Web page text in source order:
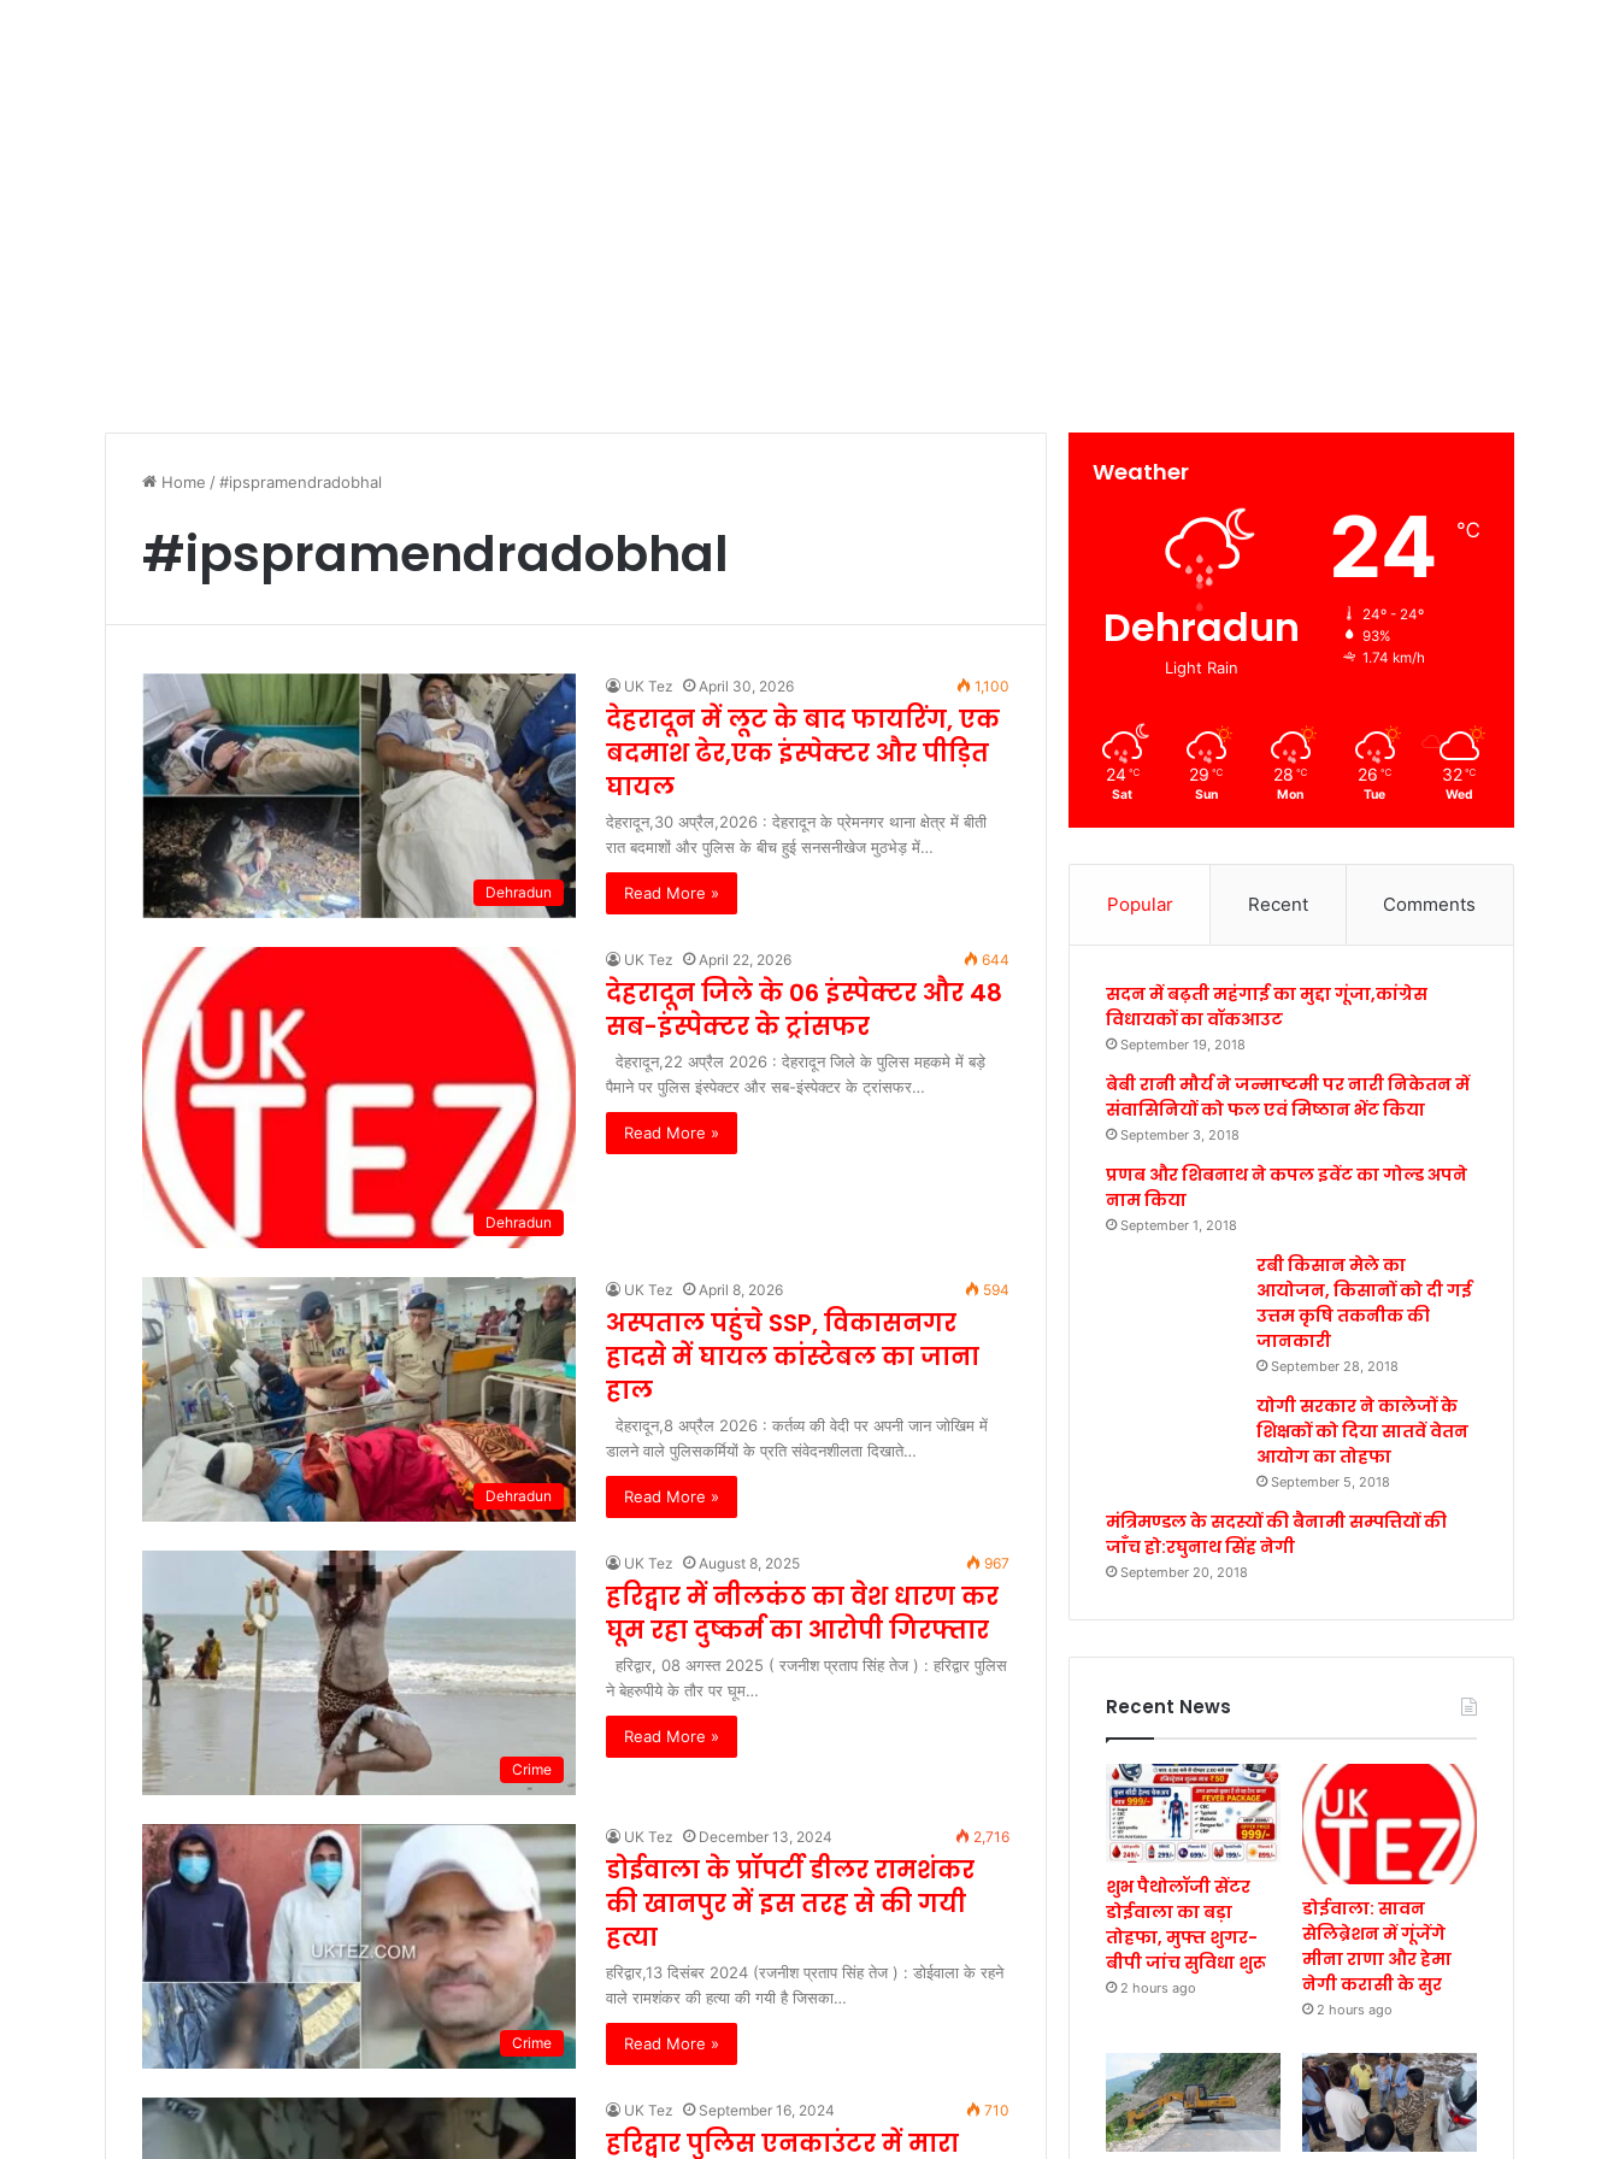
Home /#ipspramendradobhal
#ipspramendradobhal
Dehradun
UK Tez April 30, 2026 1,100
देहरादून में लूट के बाद फायरिंग, एक
बदमाश ढेर,एक इंस्पेक्टर और पीड़ित
घायल
देहरादून,30 अप्रैल,2026 : देहरादून के प्रेमनगर थाना क्षेत्र में बीती
रात बदमाशों और पुलिस के बीच हुई सनसनीखेज मुठभेड़ में…
Read More »
Dehradun
UK Tez April 22, 2026 644
देहरादून जिले के 06 इंस्पेक्टर और 48
सब-इंस्पेक्टर के ट्रांसफर
देहरादून,22 अप्रैल 2026 : देहरादून जिले के पुलिस महकमे में बड़े
पैमाने पर पुलिस इंस्पेक्टर और सब-इंस्पेक्टर के ट्रांसफर…
Read More »
Dehradun
UK Tez April 8, 2026 594
अस्पताल पहुंचे SSP, विकासनगर
हादसे में घायल कांस्टेबल का जाना
हाल
देहरादून,8 अप्रैल 2026 : कर्तव्य की वेदी पर अपनी जान जोखिम में
डालने वाले पुलिसकर्मियों के प्रति संवेदनशीलता दिखाते…
Read More »
Crime
UK Tez August 8, 2025 967
हरिद्वार में नीलकंठ का वेश धारण कर
घूम रहा दुष्कर्म का आरोपी गिरफ्तार
हरिद्वार, 08 अगस्त 2025 ( रजनीश प्रताप सिंह तेज ) : हरिद्वार पुलिस
ने बेहरुपीये के तौर पर घूम…
Read More »
Crime
UK Tez December 13, 2024 2,716
डोईवाला के प्रॉपर्टी डीलर रामशंकर
की खानपुर में इस तरह से की गयी
हत्या
हरिद्वार,13 दिसंबर 2024 (रजनीश प्रताप सिंह तेज ) : डोईवाला के रहने
वाले रामशंकर की हत्या की गयी है जिसका…
Read More »
UK Tez September 16, 2024 710
हरिद्वार पुलिस एनकाउंटर में मारा
Weather
Dehradun
Light Rain
24 ℃
24º - 24º
93%
1.74 km/h
24 ℃
Sat
29 ℃
Sun
28 ℃
Mon
26 ℃
Tue
32 ℃
Wed
Popular Recent Comments
सदन में बढ़ती महंगाई का मुद्दा गूंजा,कांग्रेस
विधायकों का वॉकआउट
September 19, 2018
बेबी रानी मौर्य ने जन्माष्टमी पर नारी निकेतन में
संवासिनियों को फल एवं मिष्ठान भेंट किया
September 3, 2018
प्रणब और शिबनाथ ने कपल इवेंट का गोल्ड अपने
नाम किया
September 1, 2018
रबी किसान मेले का
आयोजन, किसानों को दी गई
उत्तम कृषि तकनीक की
जानकारी
September 28, 2018
योगी सरकार ने कालेजों के
शिक्षकों को दिया सातवें वेतन
आयोग का तोहफा
September 5, 2018
मंत्रिमण्डल के सदस्यों की बैनामी सम्पत्तियों की
जाँच हो:रघुनाथ सिंह नेगी
September 20, 2018
Recent News
शुभ पैथोलॉजी सेंटर
डोईवाला का बड़ा
तोहफा, मुफ्त शुगर-
बीपी जांच सुविधा शुरू
2 hours ago
डोईवाला: सावन
सेलिब्रेशन में गूंजेंगे
मीना राणा और हेमा
नेगी करासी के सुर
2 hours ago